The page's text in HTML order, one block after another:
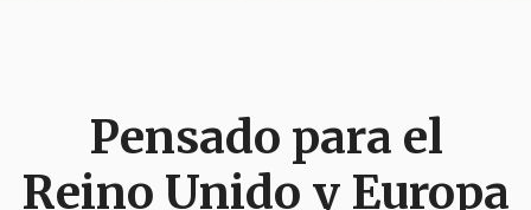
Pensado para el
Reino Unido y Europa